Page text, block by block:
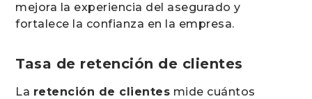
mejora la experiencia del asegurado y
fortalece la confianza en la empresa.
Tasa de retención de clientes
La retención de clientes mide cuántos